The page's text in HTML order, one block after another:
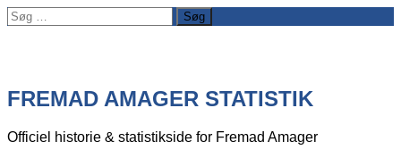
Søg
efter:
FREMAD AMAGER STATISTIK
Officiel historie & statistikside for Fremad Amager